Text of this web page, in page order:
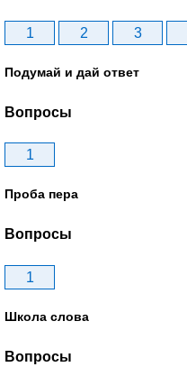
1 2 3
Подумай и дай ответ
Вопросы
1
Проба пера
Вопросы
1
Школа слова
Вопросы